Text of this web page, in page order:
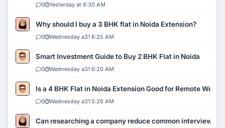
0 Yesterday at 6:30 AM
Why should I buy a 3 BHK flat in Noida Extension?
0 Wednesday a31 6:25 AM
Smart Investment Guide to Buy 2 BHK Flat in Noida
0 Wednesday a31 6:20 AM
Is a 4 BHK Flat in Noida Extension Good for Remote Work?
0 Wednesday a31 5:26 AM
Can researching a company reduce common interview